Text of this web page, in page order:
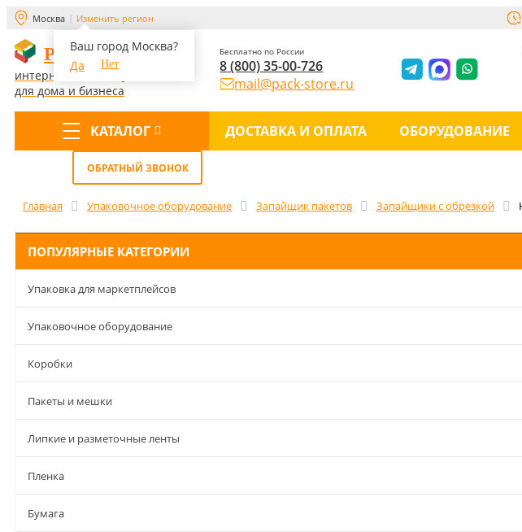
Москва Изменить регион
Ваш город Москва?
Да
Нет
PACK-STORE
интернет-магазин упаковки
для дома и бизнеса
Бесплатно по России
8 (800) 35-00-726
mail@pack-store.ru
КАТАЛОГ ДОСТАВКА И ОПЛАТА ОБОРУДОВАНИЕ
ОБРАТНЫЙ ЗВОНОК
Главная Упаковочное оборудование Запайщик пакетов Запайщики с обрезкой
ПОПУЛЯРНЫЕ КАТЕГОРИИ
Упаковка для маркетплейсов
Упаковочное оборудование
Коробки
Пакеты и мешки
Липкие и разметочные ленты
Пленка
Бумага